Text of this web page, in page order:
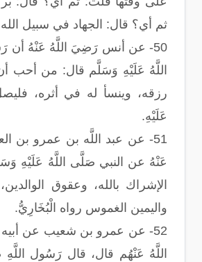
ثم أي؟ قال: الجهاد في سبيل
50- عن أنس رَضِيَ اللَّهُ عَنْهُ أن
اللَّهُ عَلَيْهِ وَسَلَّم قال: من أحب
رزقه، وينسأ له في أثره،
عَلَيْهِ.
51- عن عبد اللَّه بن عمرو بن
عَنْهُ عن النبي صَلَّى اللَّهُ عَلَيْهِ
الإشراك بالله، وعقوق
واليمين الغموس رواه الْبُخَارِيُّ.
52- عن عمرو بن شعيب عن
اللَّهُ عَنْهُم قال، قال رَسُول اللَّهِ